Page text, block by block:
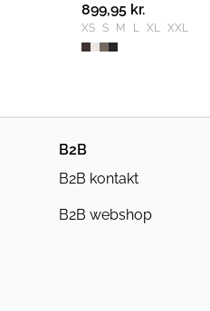
899,95 kr.
XS S M L XL XXL
B2B
B2B kontakt
B2B webshop